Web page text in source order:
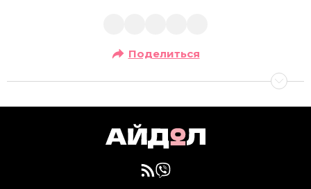
Поделиться